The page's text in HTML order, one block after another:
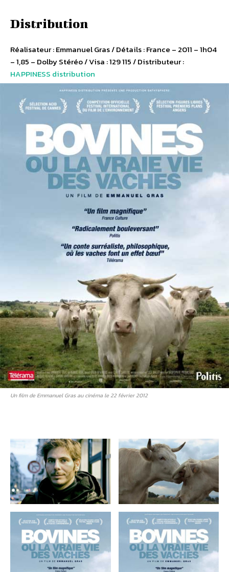
Distribution
Réalisateur : Emmanuel Gras / Détails : France – 2011 – 1h04
– 1,85 – Dolby Stéréo / Visa : 129 115 / Distributeur :
HAPPINESS distribution
Un film de Emmanuel Gras au cinéma le 22 février 2012